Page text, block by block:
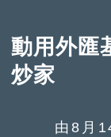
動用外匯
炒家
由8月14